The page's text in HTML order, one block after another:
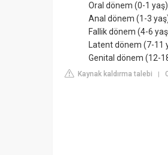
Oral dönem (0-1 yaş)
Anal dönem (1-3
Fallik dönem (4-6
Latent dönem (7-11
Genital dönem (12-
Kaynak kaldırma talebi